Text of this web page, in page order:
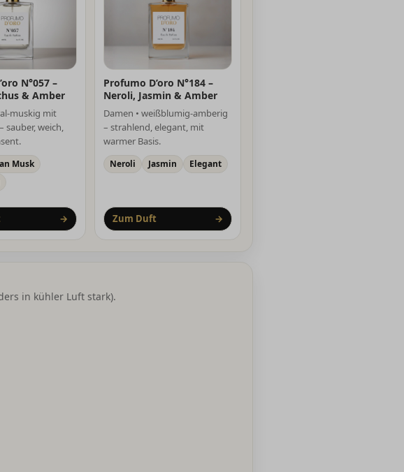
N°057 –
& Amber
muskig mit
sauber, weich,
Musk
→
Profumo D’oro N°184 –
Neroli, Jasmin & Amber
Damen • weißblumig-amberig
– strahlend, elegant, mit
warmer Basis.
Neroli Jasmin Elegant
Zum Duft →
in kühler Luft stark).